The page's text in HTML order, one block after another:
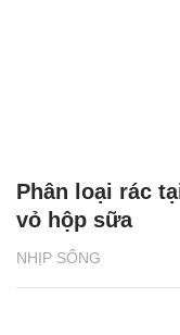
NHỊP SỐNG
Phân loại rác
vỏ hộp sữa